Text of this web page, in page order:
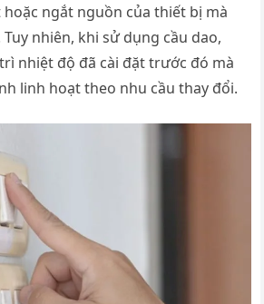
ngắt nguồn của thiết bị mà
nhiên, khi sử dụng cầu dao,
nhiệt độ đã cài đặt trước đó mà
linh hoạt theo nhu cầu thay đổi.